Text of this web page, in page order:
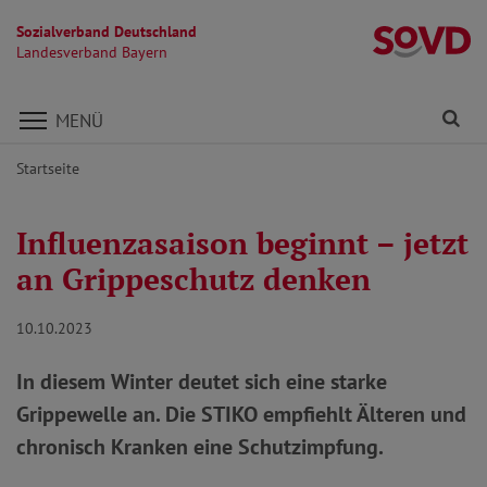
Sozialverband Deutschland
Landesverband Bayern
Direkt zu den Inhalten springen
MENÜ
Startseite
Influenzasaison beginnt – jetzt
an Grippeschutz denken
10.10.2023
In diesem Winter deutet sich eine starke
Grippewelle an. Die STIKO empfiehlt Älteren und
chronisch Kranken eine Schutzimpfung.